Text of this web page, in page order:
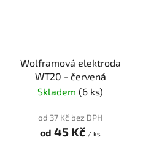
Wolframová elektroda
WT20 - červená
Skladem (6 ks)
od 37 Kč bez DPH
od 45 Kč / ks